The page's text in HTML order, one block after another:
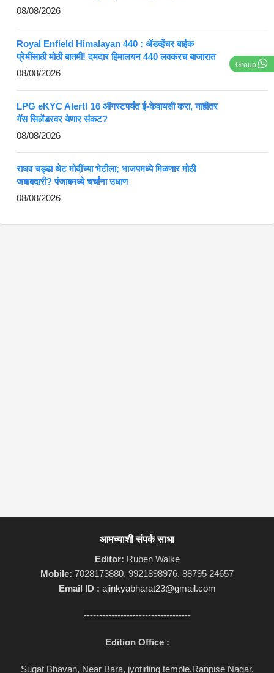
Group
08/08/2026
Royal Enfield Himalayan 440 : ॲडव्हेंचर बाईक
प्रेमींसाठी मोठी बातमी! दमदार हिमालयन 440 लवकरच बाजारात
08/08/2026
LPG eKYC Alert! 16 ऑगस्टपर्यंत ई-केवायसी करा, नाहीतर
गॅस सिलेंडरवर येणार संकट?
08/08/2026
राघव चड्ढा थेट मोदींच्या भेटीला; भाजपमध्ये मिळणार मोठी
जबाबदारी? पंजाबमध्ये चर्चांना उधाण
08/08/2026
आमच्याशी संपर्क साधा
Editor: Ruben Walke
Mobile: 7028173880, 9921898976, 88795 24657
Email ID : ajinkyabharat23@gmail.com
-----------------------------------
Edition Office :
Sugat Bhavan, Near Bara, jyotirling temple,Ranpise Nagar,